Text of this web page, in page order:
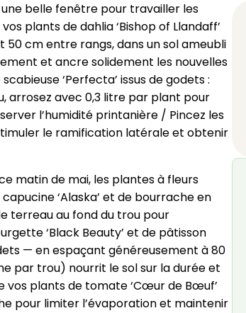
une belle fenêtre pour travailler les
plants de dahlia ‘Bishop of Llandaff’
50 cm entre rangs, dans un sol ameubli
et ancre solidement les nouvelles
‘Perfecta’ issus de godets :
arrosez avec 0,3 litre par plant pour
l’humidité printanière / Pincez les
le ramification latérale et obtenir
matin de mai, les plantes à fleurs
‘Alaska’ et de bourrache en
terreau au fond du trou pour
‘Black Beauty’ et de pâtisson
— en espaçant généreusement à 80
par trou) nourrit le sol sur la durée et
vos plants de tomate ‘Cœur de Bœuf’
pour limiter l’évaporation et maintenir